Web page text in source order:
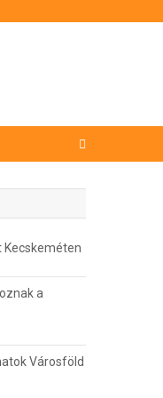
Kecskeméten
a
Városföld